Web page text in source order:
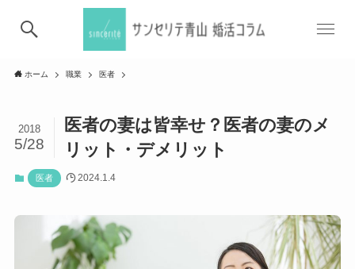
ホーム 職業 医者
医者の妻は皆幸せ？医者の妻のメ
リット・デメリット
2018
5/28
医者 2024.1.4